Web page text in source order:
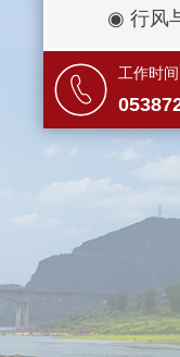
◉ 行风
工作时